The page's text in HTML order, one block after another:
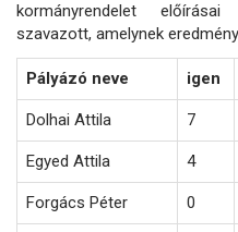
kormányrendelet
szavazott, amelynek
Pályázó neve igen
Dolhai Attila 7
Egyed Attila 4
Forgács Péter 0